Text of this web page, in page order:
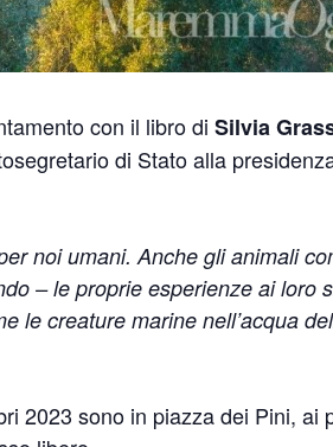
con il libro di Silvia
di Stato alla
noi umani. Anche gli animali
– le proprie esperienze ai loro
le creature marine nell’acqua
2023 sono in piazza dei Pini,